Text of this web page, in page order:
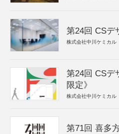
第24回 CSデ
株式会社中川ケミカル
第24回 CSデ
限定》
株式会社中川ケミカル
第71回 喜多